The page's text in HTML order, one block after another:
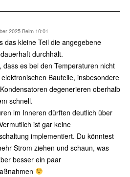
2025 Beim 10:01
das kleine Teil die angegebene
durchhält.
dass es bei den Temperaturen nicht
Bauteile, insbesondere
degenerieren oberhalb
schnell.
im Inneren dürften deutlich über
ist gar keine
implementiert. Du könntest
Strom ziehen und schaun, was
besser ein paar